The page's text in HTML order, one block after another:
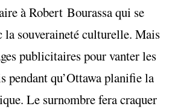
à Robert Bourassa qui se
la souveraineté culturelle. Mais
publicitaires pour vanter les
pendant qu’Ottawa planifie la
Le surnombre fera craquer